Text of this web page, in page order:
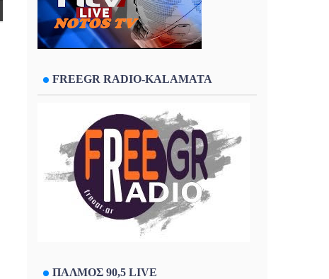
FREEGR RADIO-KALAMATA
ΠΑΛΜΟΣ 90,5 LIVE